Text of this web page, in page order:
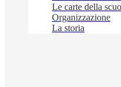
Le carte della
Organizzazione
La storia